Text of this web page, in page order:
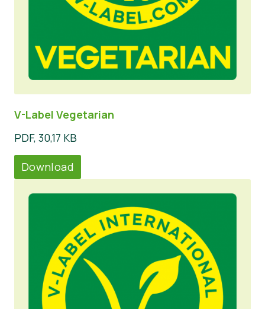
V-Label Vegetarian
PDF, 30,17 KB
Download